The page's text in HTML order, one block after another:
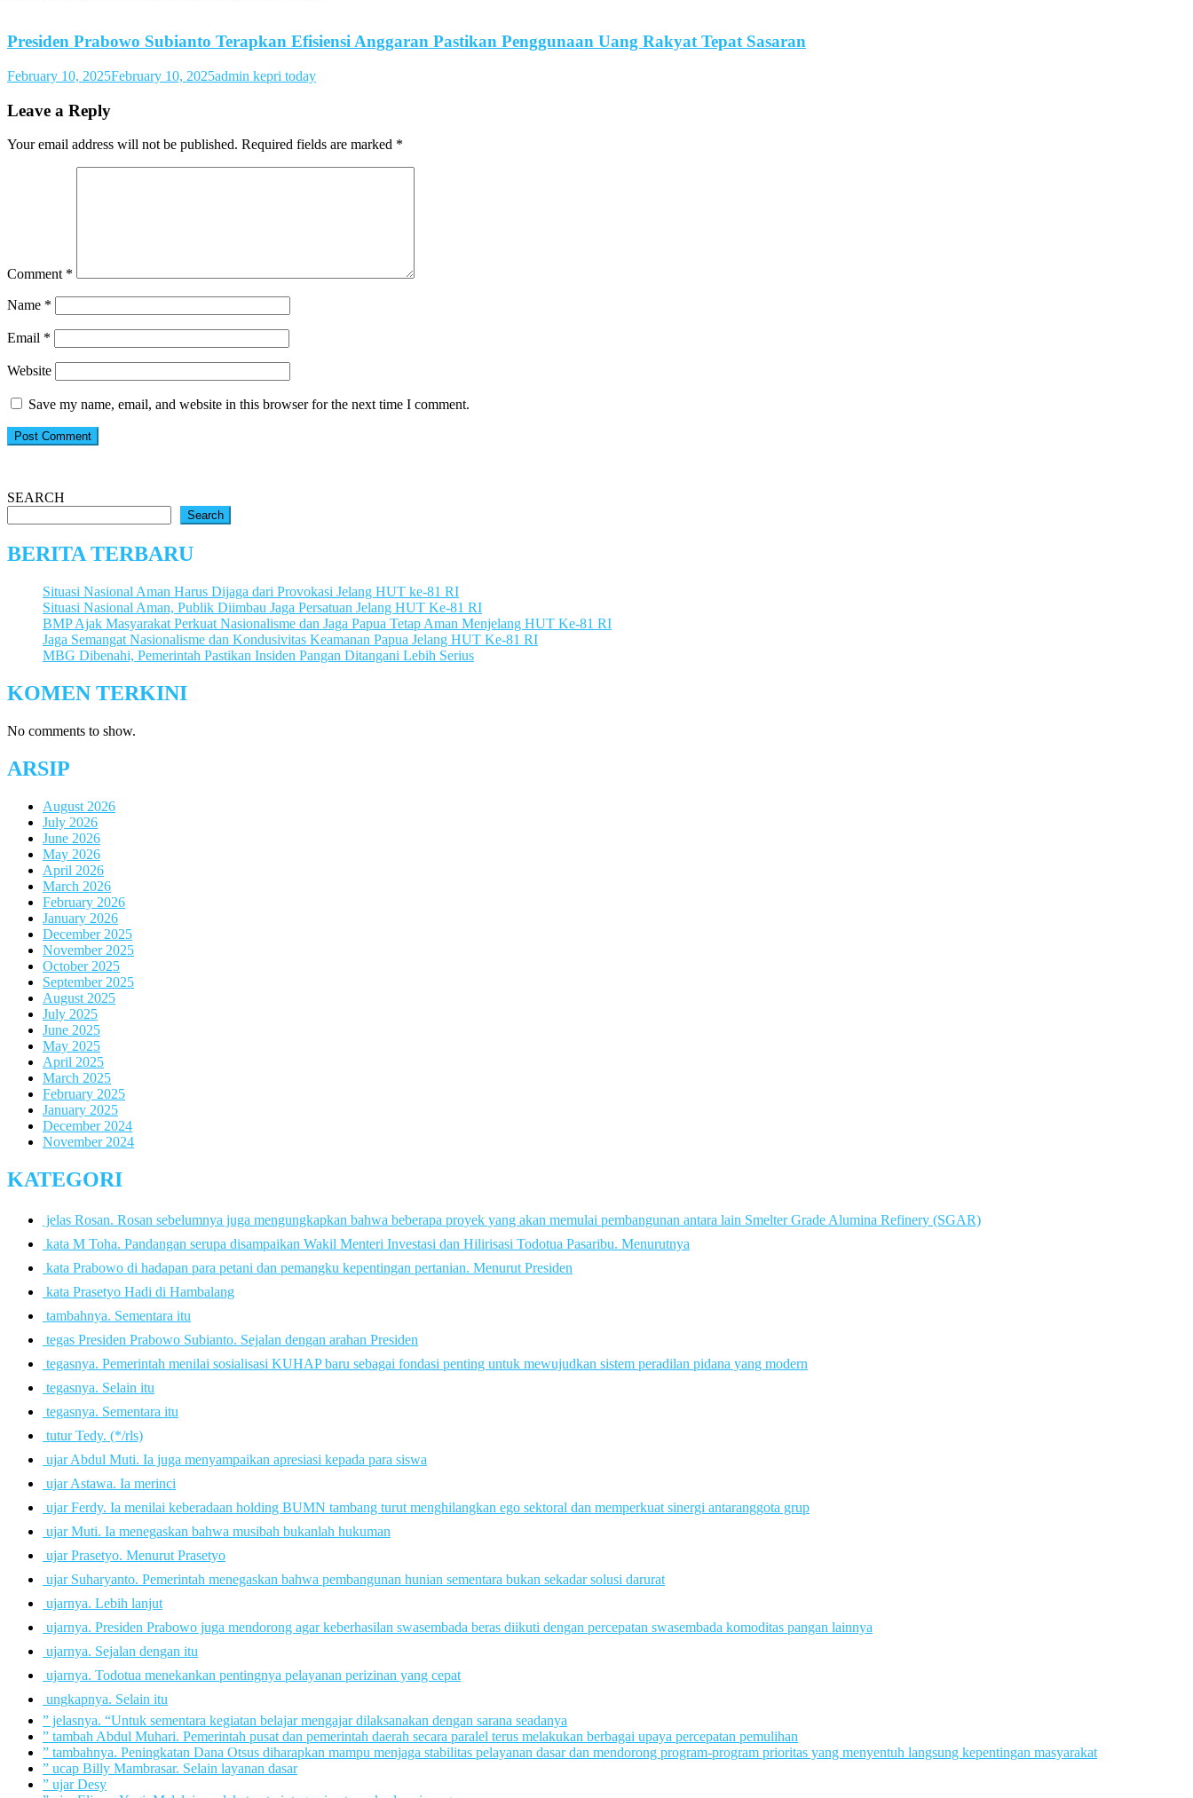
Presiden Prabowo Subianto Terapkan Efisiensi Anggaran Pastikan Penggunaan Uang Rakyat Tepat Sasaran
February 10, 2025February 10, 2025admin kepri today
Leave a Reply
Your email address will not be published. Required fields are marked *
Comment *
Name *
Email *
Website
Save my name, email, and website in this browser for the next time I comment.
SEARCH
Search
BERITA TERBARU
Situasi Nasional Aman Harus Dijaga dari Provokasi Jelang HUT ke-81 RI
Situasi Nasional Aman, Publik Diimbau Jaga Persatuan Jelang HUT Ke-81 RI
BMP Ajak Masyarakat Perkuat Nasionalisme dan Jaga Papua Tetap Aman Menjelang HUT Ke-81 RI
Jaga Semangat Nasionalisme dan Kondusivitas Keamanan Papua Jelang HUT Ke-81 RI
MBG Dibenahi, Pemerintah Pastikan Insiden Pangan Ditangani Lebih Serius
KOMEN TERKINI
No comments to show.
ARSIP
August 2026
July 2026
June 2026
May 2026
April 2026
March 2026
February 2026
January 2026
December 2025
November 2025
October 2025
September 2025
August 2025
July 2025
June 2025
May 2025
April 2025
March 2025
February 2025
January 2025
December 2024
November 2024
KATEGORI
 jelas Rosan. Rosan sebelumnya juga mengungkapkan bahwa beberapa proyek yang akan memulai pembangunan antara lain Smelter Grade Alumina Refinery (SGAR)
 kata M Toha. Pandangan serupa disampaikan Wakil Menteri Investasi dan Hilirisasi Todotua Pasaribu. Menurutnya
 kata Prabowo di hadapan para petani dan pemangku kepentingan pertanian. Menurut Presiden
 kata Prasetyo Hadi di Hambalang
 tambahnya. Sementara itu
 tegas Presiden Prabowo Subianto. Sejalan dengan arahan Presiden
 tegasnya. Pemerintah menilai sosialisasi KUHAP baru sebagai fondasi penting untuk mewujudkan sistem peradilan pidana yang modern
 tegasnya. Selain itu
 tegasnya. Sementara itu
 tutur Tedy. (*/rls)
 ujar Abdul Muti. Ia juga menyampaikan apresiasi kepada para siswa
 ujar Astawa. Ia merinci
 ujar Ferdy. Ia menilai keberadaan holding BUMN tambang turut menghilangkan ego sektoral dan memperkuat sinergi antaranggota grup
 ujar Muti. Ia menegaskan bahwa musibah bukanlah hukuman
 ujar Prasetyo. Menurut Prasetyo
 ujar Suharyanto. Pemerintah menegaskan bahwa pembangunan hunian sementara bukan sekadar solusi darurat
 ujarnya. Lebih lanjut
 ujarnya. Presiden Prabowo juga mendorong agar keberhasilan swasembada beras diikuti dengan percepatan swasembada komoditas pangan lainnya
 ujarnya. Sejalan dengan itu
 ujarnya. Todotua menekankan pentingnya pelayanan perizinan yang cepat
 ungkapnya. Selain itu
” jelasnya. “Untuk sementara kegiatan belajar mengajar dilaksanakan dengan sarana seadanya
” tambah Abdul Muhari. Pemerintah pusat dan pemerintah daerah secara paralel terus melakukan berbagai upaya percepatan pemulihan
” tambahnya. Peningkatan Dana Otsus diharapkan mampu menjaga stabilitas pelayanan dasar dan mendorong program-program prioritas yang menyentuh langsung kepentingan masyarakat
” ucap Billy Mambrasar. Selain layanan dasar
” ujar Desy